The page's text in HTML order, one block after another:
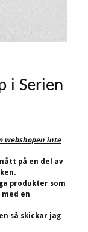
i Serien
webshopen inte
på en del av
produkter som
en
så skickar jag